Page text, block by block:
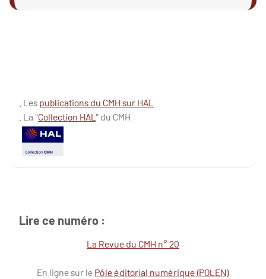
. Les publications du CMH sur HAL
. La "Collection HAL " du CMH
Lire ce numéro :
La Revue du CMH n° 20
En ligne sur le Pôle éditorial numérique (POLEN)